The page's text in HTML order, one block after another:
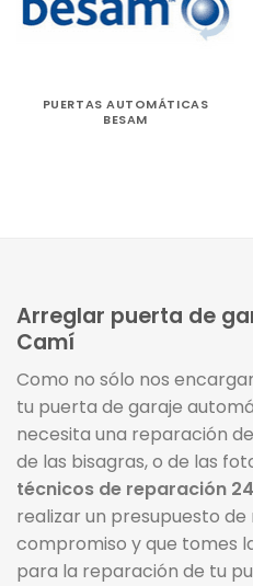
PUERTAS AUTOMÁTICAS
BESAM
Arreglar puerta de
Camí
Como no sólo nos
tu puerta de garaje
necesita una reparación
de las bisagras, o de las
técnicos de reparación
realizar un presupuesto
compromiso y que tomes
para la reparación de tu